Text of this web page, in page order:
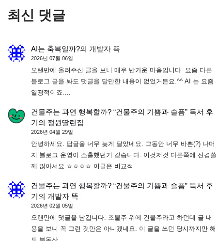
최신 댓글
AI는 축복일까?의 개발자 뜩
2026년 07월 06일
오랜만에 올려주신 글을 보니 매우 반가운 마음입니다. 요즘 다른
블로그 글을 봐도 댓글을 달만한 내용이 없었거든요.^^ AI 는 요즘
열광적이죠.…
건물주는 과연 행복할까? “건물주의 기쁨과 슬픔” 독서 후
기의 정원딸린집
2026년 04월 29일
안녕하세요. 답글을 너무 늦게 달았네요. 그동안 너무 바쁜(?) 나머
지 블로그 운영이 소홀했던거 같습니다. 이것저것 다른쪽에 신경쓸
께 많아서요 ㅎㅎㅎㅎ 이글은 비교적…
건물주는 과연 행복할까? “건물주의 기쁨과 슬픔” 독서 후
기의 개발자 뜩
2026년 02월 05일
오랜만에 댓글을 남깁니다. 조물주 위에 건물주라고 하던데 글 내
용을 보니 꼭 그런 것만은 아니겠네요. 이 글을 쓰던 당시까지만 해